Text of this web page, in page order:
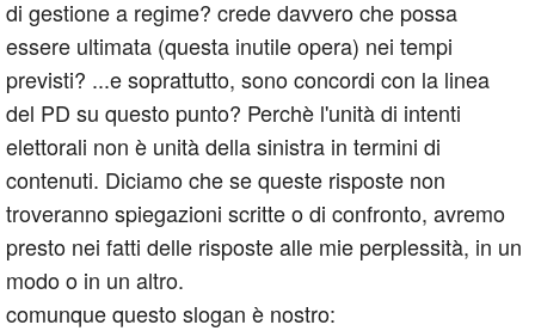
di gestione a regime? crede davvero che possa
essere ultimata (questa inutile opera) nei tempi
previsti? ...e soprattutto, sono concordi con la linea
del PD su questo punto? Perchè l'unità di intenti
elettorali non è unità della sinistra in termini di
contenuti. Diciamo che se queste risposte non
troveranno spiegazioni scritte o di confronto, avremo
presto nei fatti delle risposte alle mie perplessità, in un
modo o in un altro.
comunque questo slogan è nostro: